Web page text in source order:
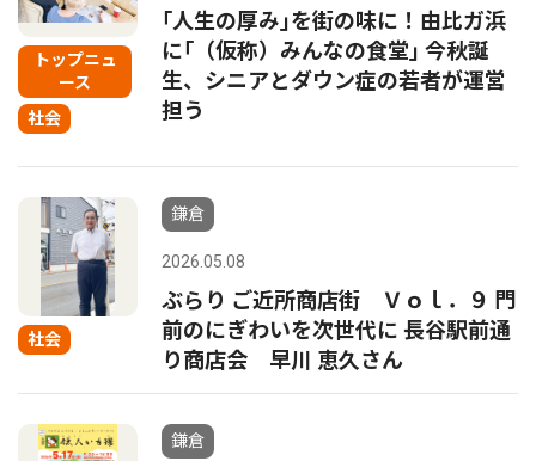
トップニュ
ース
社会
｢人生の厚み｣を街の味に！由比ガ浜
に｢（仮称）みんなの食堂｣ 今秋誕
生、シニアとダウン症の若者が運営
担う
社会
鎌倉
2026.05.08
ぶらり ご近所商店街 Ｖｏｌ．９ 門
前のにぎわいを次世代に 長谷駅前通
り商店会 早川 恵久さん
鎌倉